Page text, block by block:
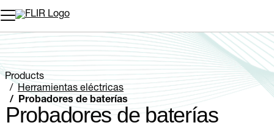
Products
Herramientas eléctricas
Probadores de baterías
Probadores de baterías